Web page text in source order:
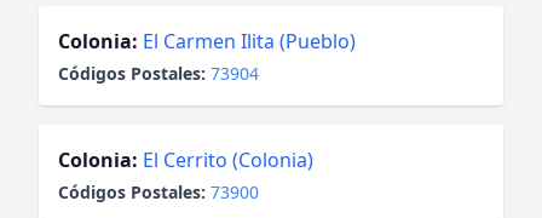
Colonia: El Carmen Ilita (Pueblo)
Códigos Postales: 73904
Colonia: El Cerrito (Colonia)
Códigos Postales: 73900